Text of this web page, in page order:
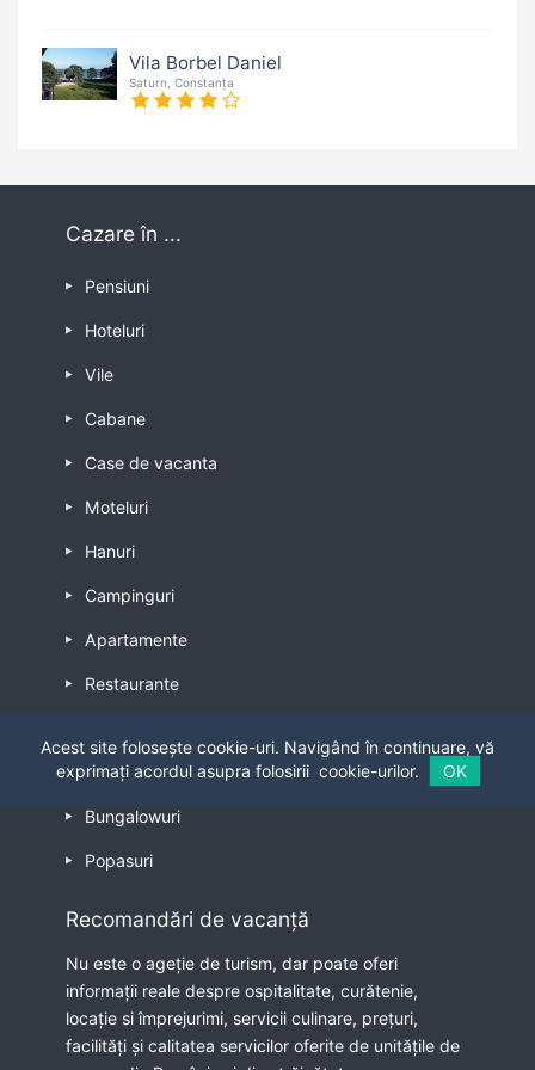
Vila Borbel Daniel
Saturn, Constanța
Cazare în ...
Pensiuni
Hoteluri
Vile
Cabane
Case de vacanta
Moteluri
Hanuri
Campinguri
Apartamente
Restaurante
Casteluri
Bungalowuri
Popasuri
Recomandări de vacanță
Nu este o ageție de turism, dar poate oferi
informații reale despre ospitalitate, curătenie,
locație si împrejurimi, servicii culinare, prețuri,
facilități și calitatea servicilor oferite de unitățile de
Acest site folosește cookie-uri. Navigând în continuare, vă
exprimați acordul asupra folosirii cookie-urilor. OK